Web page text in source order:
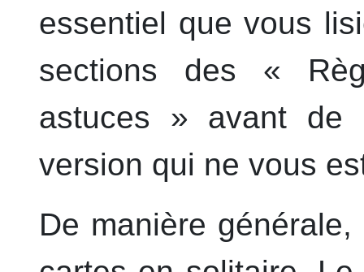
essentiel que vous
sections des «
astuces » avant de
version qui ne vous
De manière